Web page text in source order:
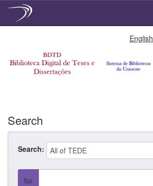
English
Search
Search:
for